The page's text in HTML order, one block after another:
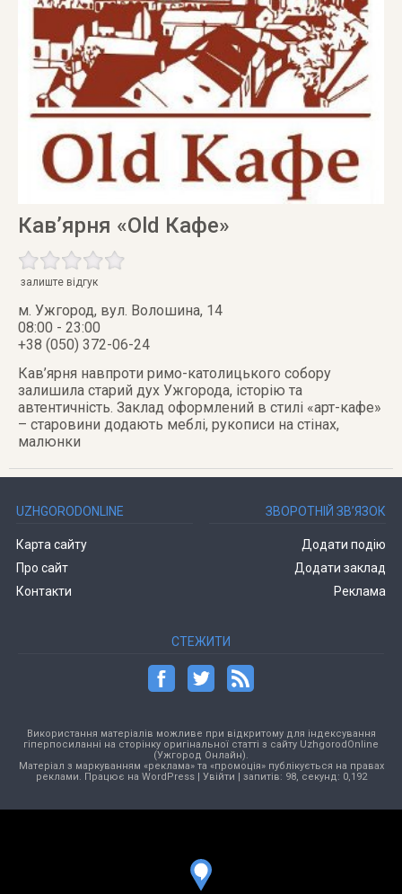
Кав’ярня «Old Кафе»
залиште відгук
м. Ужгород, вул. Волошина, 14
08:00 - 23:00
+38 (050) 372-06-24
Кав’ярня навпроти римо-католицького собору
залишила старий дух Ужгорода, історію та
автентичність. Заклад оформлений в стилі «арт-кафе»
– старовини додають меблі, рукописи на стінах,
малюнки
UZHGORODONLINE
Карта сайту
Про сайт
Контакти
ЗВОРОТНІЙ ЗВ’ЯЗОК
Додати подію
Додати заклад
Реклама
СТЕЖИТИ
Використання матеріалів можливе при відкритому для індексування
гіперпосиланні на сторінку оригінальної статті з сайту UzhgorodOnline
(Ужгород Онлайн).
Матеріал з маркуванням «реклама» та «промоція» публікується на правах
реклами. Працює на WordPress| Увійти | запитів: 98, секунд: 0,192